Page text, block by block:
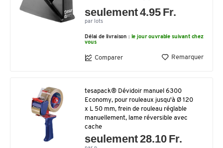
seulement 4.95 Fr.
par lots
Délai de livraison : le jour ouvrable suivant chez
vous
Comparer Remarquer
tesapack® Dévidoir manuel 6300
Economy, pour rouleaux jusqu'à Ø 120
x L 50 mm, frein de rouleau réglable
manuellement, lame réversible avec
cache
seulement 28.10 Fr.